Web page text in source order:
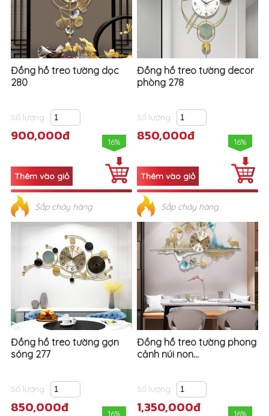
Đồng hồ treo tường dọc
280
Số lượng
900,000đ 16%
Sắp cháy hàng
Đồng hồ treo tường decor
phòng 278
Số lượng
850,000đ 16%
Sắp cháy hàng
Đồng hồ treo tường gợn
sóng 277
Số lượng
850,000đ
Đồng hồ treo tường phong
cảnh núi non...
Số lượng
1,350,000đ